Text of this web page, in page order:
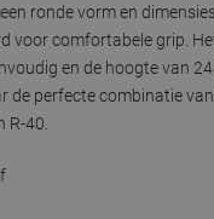
ronde vorm en
voor comfortabele grip.
en de hoogte van
de perfecte combinatie
R-40.